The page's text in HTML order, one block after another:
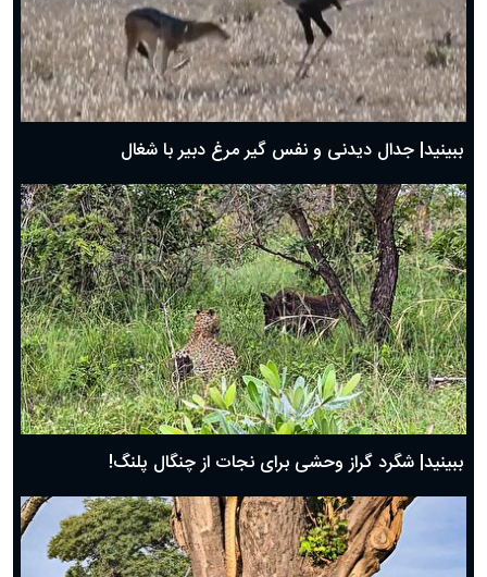
دعای روز دوم ماه مبارک رمضان ۱ اسفند ماه ۱۴۰۴
دعای روز اول ماه مبارک رمضان، ۳۰ بهمن ۱۴۰۴
حضرت زینب(س) چگونه از دنیا رفت؟
بهترین پیامک تبریک روز پدر ۱۴۰۴؛ جملات زیبا و صمیمانه
ببینید| جدال دیدنی و نفس گیر مرغ دبیر با شغال
ببینید| شگرد گراز وحشی برای نجات از چنگال پلنگ!